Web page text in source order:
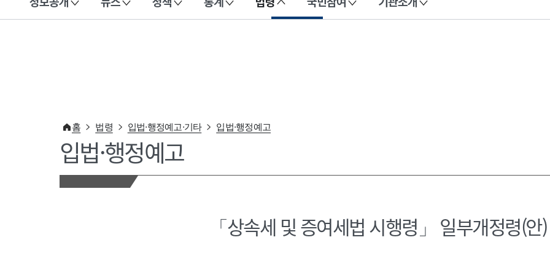
이 누리집은 대한민국 공식 전자정부 누리집입니다.
홈 법령 입법·행정예고·기타 입법·행정예고
입법·행정예고
「상속세 및 증여세법 시행령」 일부개정령(안